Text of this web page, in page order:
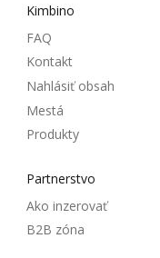
Kimbino
FAQ
Kontakt
Nahlásiť obsah
Mestá
Produkty
Partnerstvo
Ako inzerovať
B2B zóna